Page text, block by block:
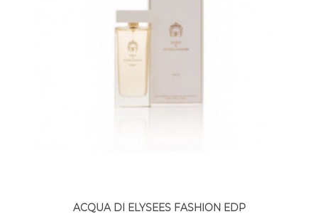
ACQUA DI ELYSEES FASHION EDP